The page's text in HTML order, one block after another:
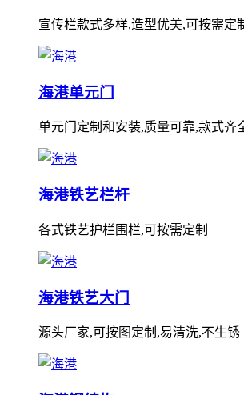
宣传栏款式多样,造型优美,可按需定
海港单元门
单元门定制和安装,质量可靠,款式齐
海港铁艺栏杆
各式铁艺护栏围栏,可按需定制
海港铁艺大门
源头厂家,可按图定制,易清洗,不生锈